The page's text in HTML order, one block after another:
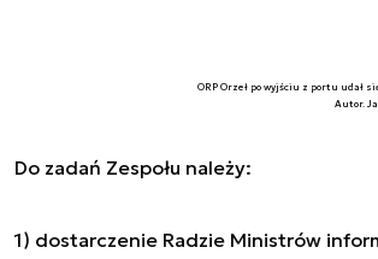
ORP Orzeł po wyjściu z portu udał
Autor.
Do zadań Zespołu należy:
1) dostarczenie Radzie Ministrów